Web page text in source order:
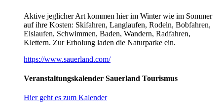
Aktive jeglicher Art kommen hier im Winter wie im Sommer
auf ihre Kosten: Skifahren, Langlaufen, Rodeln, Bobfahren,
Eislaufen, Schwimmen, Baden, Wandern, Radfahren,
Klettern. Zur Erholung laden die Naturparke ein.
https://www.sauerland.com/
Veranstaltungskalender Sauerland Tourismus
Hier geht es zum Kalender